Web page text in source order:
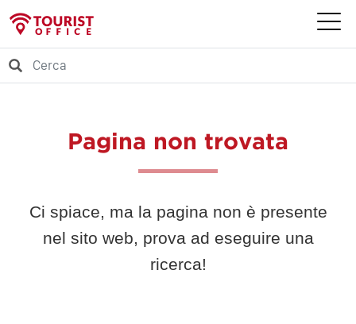
Pagina non trovata
Ci spiace, ma la pagina non è presente
nel sito web, prova ad eseguire una
ricerca!